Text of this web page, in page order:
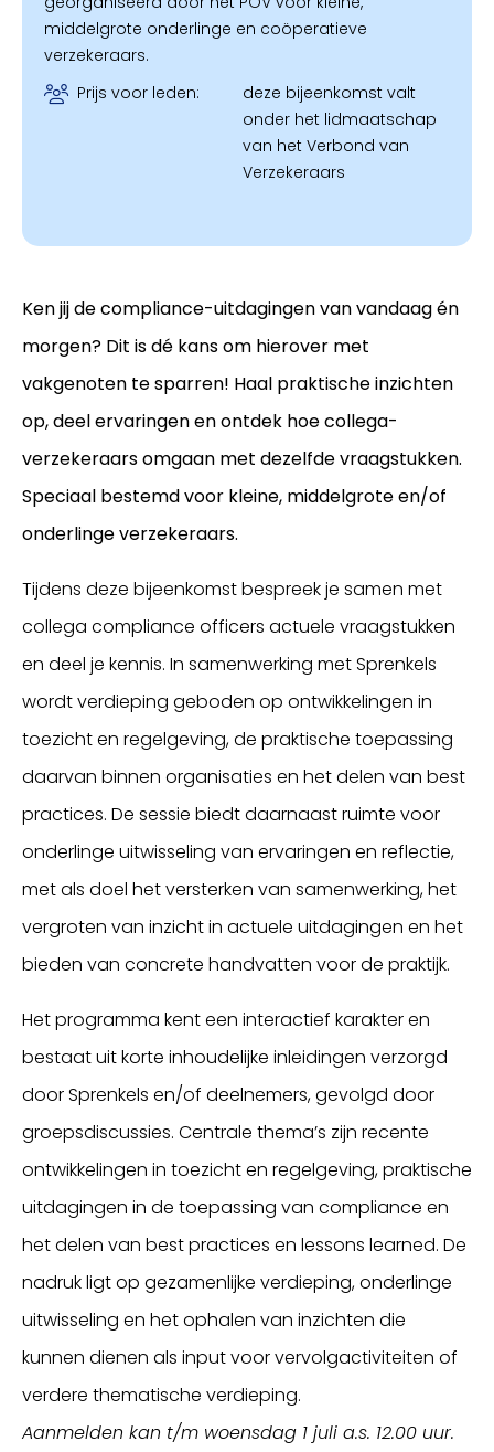
middelgrote onderlinge en coöperatieve
verzekeraars.
Prijs voor leden:
deze bijeenkomst valt
onder het lidmaatschap
van het Verbond van
Verzekeraars
Ken jij de compliance-uitdagingen van vandaag én
morgen? Dit is dé kans om hierover met
vakgenoten te sparren! Haal praktische inzichten
op, deel ervaringen en ontdek hoe collega-
verzekeraars omgaan met dezelfde vraagstukken.
Speciaal bestemd voor kleine, middelgrote en/of
onderlinge verzekeraars.
Tijdens deze bijeenkomst bespreek je samen met
collega compliance officers actuele vraagstukken
en deel je kennis. In samenwerking met Sprenkels
wordt verdieping geboden op ontwikkelingen in
toezicht en regelgeving, de praktische toepassing
daarvan binnen organisaties en het delen van best
practices. De sessie biedt daarnaast ruimte voor
onderlinge uitwisseling van ervaringen en reflectie,
met als doel het versterken van samenwerking, het
vergroten van inzicht in actuele uitdagingen en het
bieden van concrete handvatten voor de praktijk.
Het programma kent een interactief karakter en
bestaat uit korte inhoudelijke inleidingen verzorgd
door Sprenkels en/of deelnemers, gevolgd door
groepsdiscussies. Centrale thema’s zijn recente
ontwikkelingen in toezicht en regelgeving, praktische
uitdagingen in de toepassing van compliance en
het delen van best practices en lessons learned. De
nadruk ligt op gezamenlijke verdieping, onderlinge
uitwisseling en het ophalen van inzichten die
kunnen dienen als input voor vervolgactiviteiten of
verdere thematische verdieping.
Aanmelden kan t/m woensdag 1 juli a.s. 12.00 uur.